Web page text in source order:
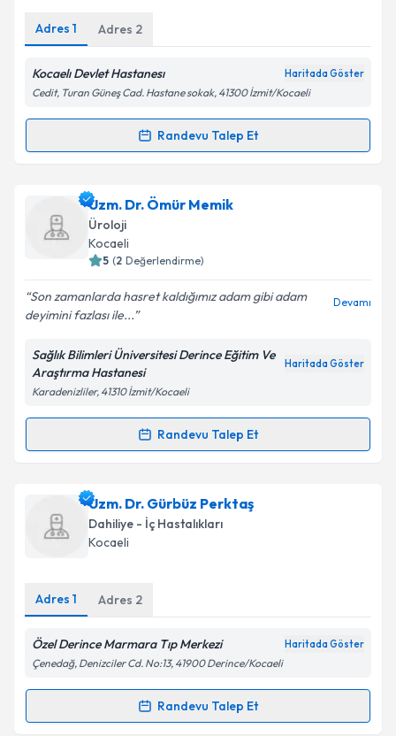
Kişisel verilerimin işlenmesine ilişkin
Aydınlatma
Metni'ni okudum ve kişisel verilerimin belirtilen
Adres 1 Adres 2
Kocaelı Devlet Hastanesı Haritada Göster
Cedit, Turan Güneş Cad. Hastane sokak, 41300 İzmit/Kocaeli
Randevu Talep Et
Randevu Takvimi Talebi
Ass. Dr. Kemal Mağdeniçin randevu takvimi talebi
oluşturun. Size bu uzmandan randevu almanız için bir
takvim hazırlandığında e-posta ile bilgilendireceğiz.
Kişisel verilerimin işlenmesine ilişkin Aydınlatma
Metni'ni okudum ve kişisel verilerimin belirtilen
kapsamda işlenmesini kabul ediyorum.
Takvim Talebini Gönder
Uzm. Dr. Ömür Memik
Üroloji
Kocaeli
5 (2 Değerlendirme)
Son zamanlarda hasret kaldığımız adam gibi adam
deyimini fazlası ile...
Devamı
Sağlık Bilimleri Üniversitesi Derince Eğitim Ve
Araştırma Hastanesi
Haritada Göster
Karadenizliler, 41310 İzmit/Kocaeli
Randevu Talep Et
Randevu Takvimi Talebi
Uzm. Dr. Ömür Memikiçin randevu takvimi talebi
oluşturun. Size bu uzmandan randevu almanız için bir
takvim hazırlandığında e-posta ile bilgilendireceğiz.
Kişisel verilerimin işlenmesine ilişkinAydınlatma
kapsamda işlenmesini kabul ediyorum.
Uzm. Dr. Gürbüz Perktaş
Dahiliye - İç Hastalıkları
Kocaeli
Adres 1 Adres 2
Özel Derince Marmara Tıp Merkezi Haritada Göster
Çenedağ, Denizciler Cd. No:13, 41900 Derince/Kocaeli
Randevu Talep Et
Randevu Takvimi Talebi